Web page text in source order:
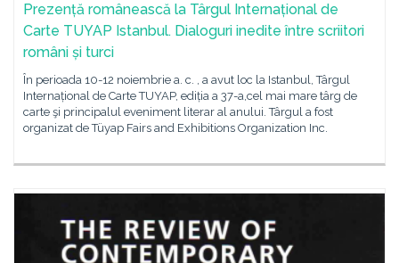
Prezență românească la Târgul Internațional de
Carte TUYAP Istanbul. Dialoguri inedite între scriitori
români și turci
În perioada 10-12 noiembrie a. c. , a avut loc la Istanbul, Târgul
Internațional de Carte TUYAP, ediția a 37-a,cel mai mare târg de
carte şi principalul eveniment literar al anului. Târgul a fost
organizat de Tüyap Fairs and Exhibitions Organization Inc.